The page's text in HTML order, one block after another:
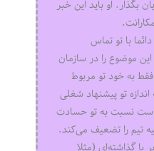
بگذار. او باید این خبر
با تو تماس
این موضوع را در سازمان
به خود تو مربوط
تو پیشنهاد شغلی
است نسبت به تو حسادت
تیم را تضعیف می‌کند.
پا گذاشته‌ای (مثلا